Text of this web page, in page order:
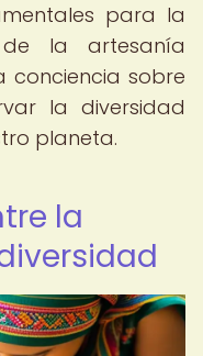
para la
de la artesanía
conciencia sobre
la diversidad
planeta.
la